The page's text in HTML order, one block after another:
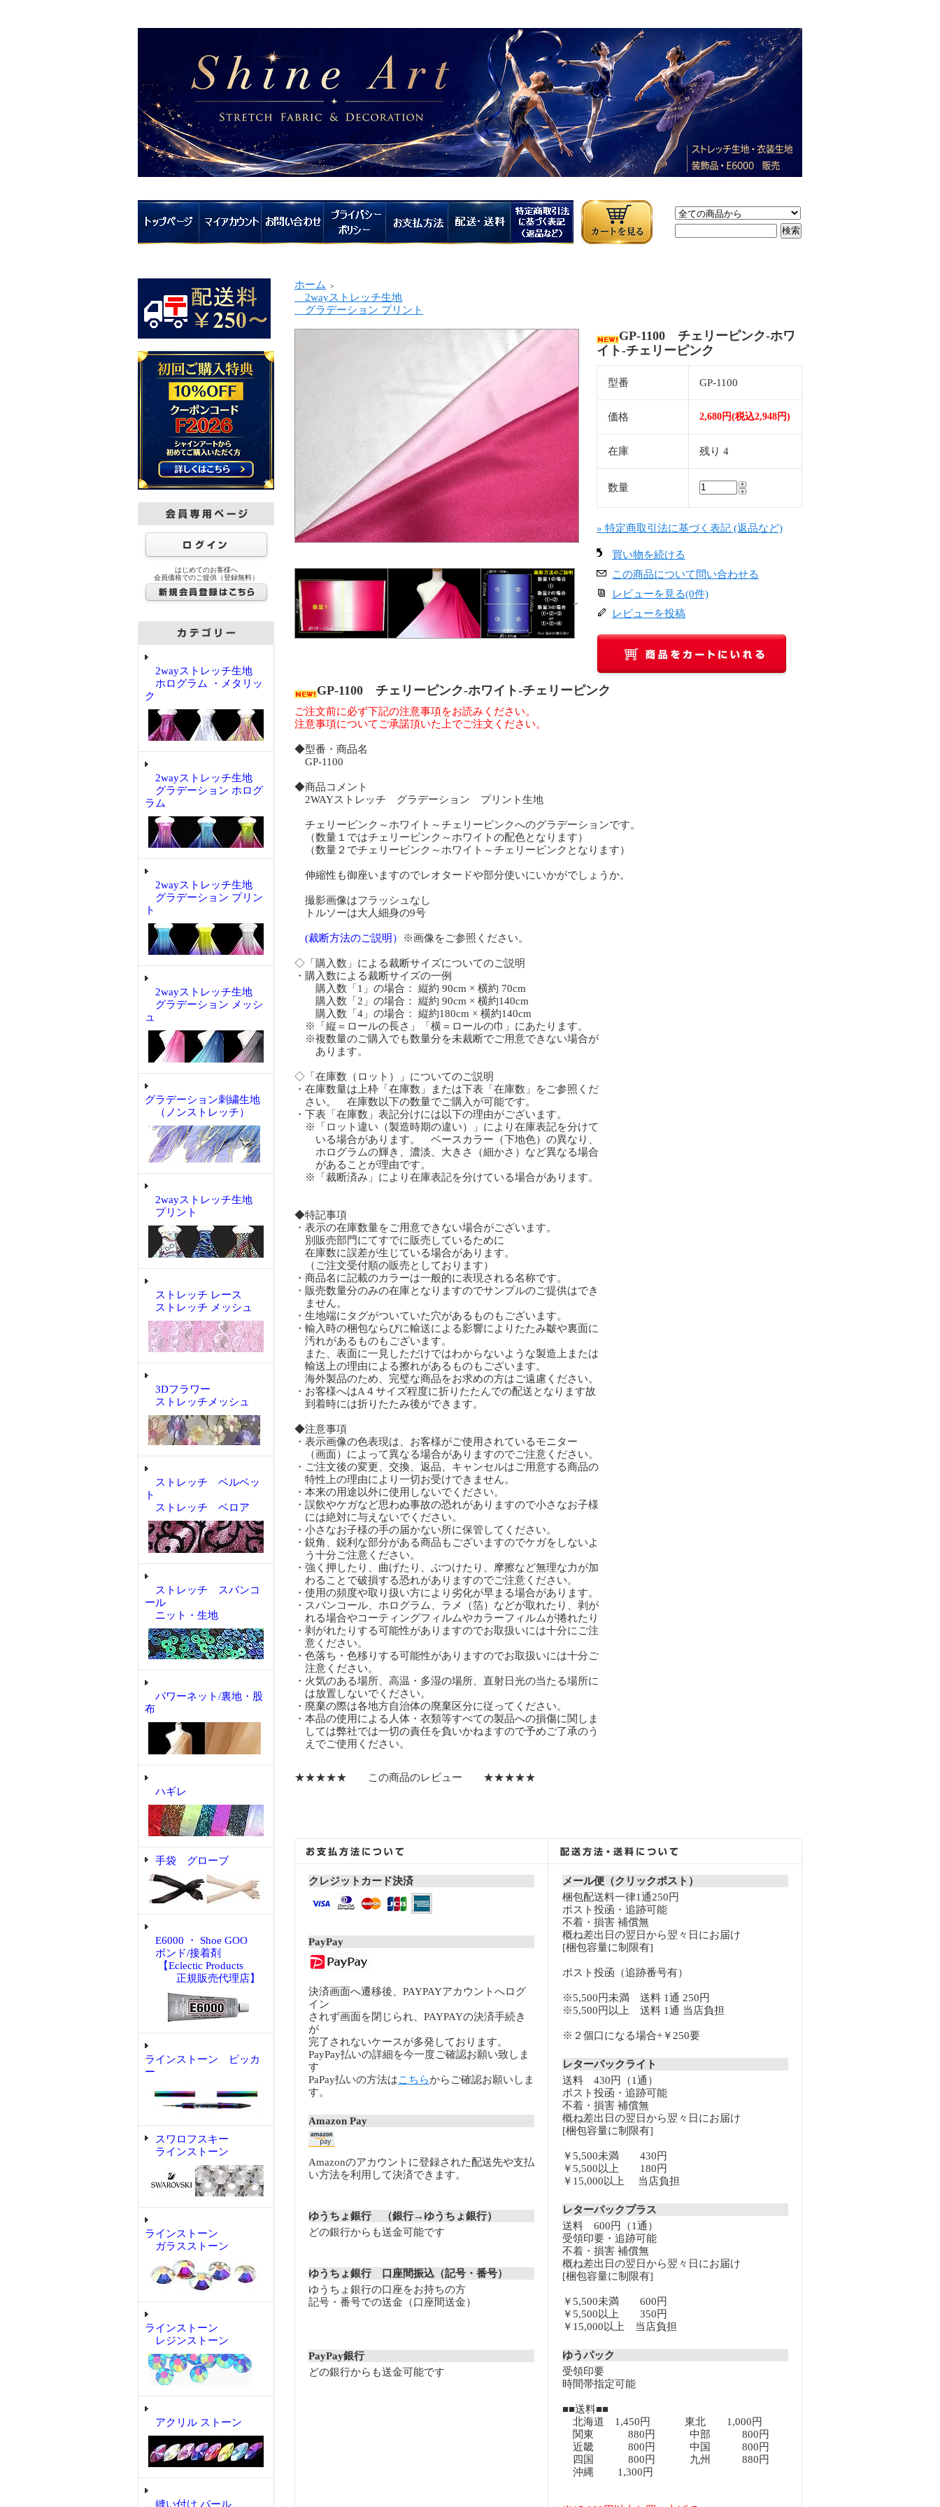
はじめてのお客様へ
会員価格でのご提供（登録無料）
2wayストレッチ生地
ホログラム ・メタリッ
ク
2wayストレッチ生地
グラデーション ホログ
ラム
2wayストレッチ生地
グラデーション プリン
ト
2wayストレッチ生地
グラデーション メッシ
ュ
グラデーション刺繍生地
（ノンストレッチ）
2wayストレッチ生地
プリント
ストレッチ レース
ストレッチ メッシュ
3Dフラワー
ストレッチメッシュ
ストレッチ ベルベッ
ト
ストレッチ ベロア
ストレッチ スパンコ
ール
ニット・生地
パワーネット/裏地・股
布
ハギレ
手袋 グローブ
E6000 ・ Shoe GOO
ボンド/接着剤
【Eclectic Products
正規販売代理店】
ラインストーン ピッカ
ー
スワロフスキー
ラインストーン
ラインストーン
ガラスストーン
ラインストーン
レジンストーン
アクリル ストーン
縫い付け パール
ホーム ＞
2wayストレッチ生地
グラデーション プリント
GP-1100 チェリーピンク-ホワ
イト-チェリーピンク
型番 GP-1100
価格 2,680円(税込2,948円)
在庫 残り 4
数量
» 特定商取引法に基づく表記 (返品など)
買い物を続ける
この商品について問い合わせる
レビューを見る(0件)
レビューを投稿
GP-1100 チェリーピンク-ホワイト-チェリーピンク
ご注文前に必ず下記の注意事項をお読みください。
注意事項についてご承諾頂いた上でご注文ください。
◆型番・商品名
GP-1100
◆商品コメント
2WAYストレッチ グラデーション プリント生地
チェリーピンク～ホワイト～チェリーピンクへのグラデーションです。
（数量１ではチェリーピンク～ホワイトの配色となります）
（数量２でチェリーピンク～ホワイト～チェリーピンクとなります）
伸縮性も御座いますのでレオタードや部分使いにいかがでしょうか。
撮影画像はフラッシュなし
トルソーは大人細身の9号
(裁断方法のご説明） ※画像をご参照ください。
◇「購入数」による裁断サイズについてのご説明
・購入数による裁断サイズの一例
購入数「1」の場合： 縦約 90cm × 横約 70cm
購入数「2」の場合： 縦約 90cm × 横約140cm
購入数「4」の場合： 縦約180cm × 横約140cm
※「縦＝ロールの長さ」「横＝ロールの巾」にあたります。
※複数量のご購入でも数量分を未裁断でご用意できない場合が
あります。
◇「在庫数（ロット）」についてのご説明
・在庫数量は上枠「在庫数」または下表「在庫数」をご参照くだ
さい。 在庫数以下の数量でご購入が可能です。
・下表「在庫数」表記分けには以下の理由がございます。
※「ロット違い（製造時期の違い）」により在庫表記を分けて
いる場合があります。 ベースカラー（下地色）の異なり、
ホログラムの輝き、濃淡、大きさ（細かさ）など異なる場合
があることが理由です。
※「裁断済み」により在庫表記を分けている場合があります。
◆特記事項
・表示の在庫数量をご用意できない場合がございます。
別販売部門にてすでに販売しているために
在庫数に誤差が生じている場合があります。
（ご注文受付順の販売としております）
・商品名に記載のカラーは一般的に表現される名称です。
・販売数量分のみの在庫となりますのでサンプルのご提供はでき
ません。
・生地端にタグがついていた穴があるものもございます。
・輸入時の梱包ならびに輸送による影響によりたたみ皺や裏面に
汚れがあるものもございます。
また、表面に一見しただけではわからないような製造上または
輸送上の理由による擦れがあるものもございます。
海外製品のため、完璧な商品をお求めの方はご遠慮ください。
・お客様へはA４サイズ程度に折りたたんでの配送となります故
到着時には折りたたみ後ができます。
◆注意事項
・表示画像の色表現は、お客様がご使用されているモニター
（画面）によって異なる場合がありますのでご注意ください。
・ご注文後の変更、交換、返品、キャンセルはご用意する商品の
特性上の理由により一切お受けできません。
・本来の用途以外に使用しないでください。
・誤飲やケガなど思わぬ事故の恐れがありますので小さなお子様
には絶対に与えないでください。
・小さなお子様の手の届かない所に保管してください。
・鋭角、鋭利な部分がある商品もございますのでケガをしないよ
う十分ご注意ください。
・強く押したり、曲げたり、ぶつけたり、摩擦など無理な力が加
わることで破損する恐れがありますのでご注意ください。
・使用の頻度や取り扱い方により劣化が早まる場合があります。
・スパンコール、ホログラム、ラメ（箔）などが取れたり、剥が
れる場合やコーティングフィルムやカラーフィルムが捲れたり
・剥がれたりする可能性がありますのでお取扱いには十分にご注
意ください。
・色落ち・色移りする可能性がありますのでお取扱いには十分ご
注意ください。
・火気のある場所、高温・多湿の場所、直射日光の当たる場所に
は放置しないでください。
・廃棄の際は各地方自治体の廃棄区分に従ってください。
・本品の使用による人体・衣類等すべての製品への損傷に関しま
しては弊社では一切の責任を負いかねますので予めご了承のう
えでご使用ください。
★★★★★ この商品のレビュー ★★★★★
クレジットカード決済
PayPay
決済画面へ遷移後、PAYPAYアカウントへログ
イン
されず画面を閉じられ、PAYPAYの決済手続き
が
完了されないケースが多発しております。
PayPay払いの詳細を今一度ご確認お願い致しま
す
PaPay払いの方法はこちらからご確認お願いしま
す。
Amazon Pay
Amazonのアカウントに登録された配送先や支払
い方法を利用して決済できます。
ゆうちょ銀行 （銀行→ゆうちょ銀行）
どの銀行からも送金可能です
ゆうちょ銀行 口座間振込（記号・番号）
ゆうちょ銀行の口座をお持ちの方
記号・番号での送金（口座間送金）
PayPay銀行
どの銀行からも送金可能です
メール便（クリックポスト）
梱包配送料一律1通250円
ポスト投函・追跡可能
不着・損害 補償無
概ね差出日の翌日から翌々日にお届け
[梱包容量に制限有]
ポスト投函（追跡番号有）
※5,500円未満 送料 1通 250円
※5,500円以上 送料 1通 当店負担
※２個口になる場合+￥250要
レターパックライト
送料 430円（1通）
ポスト投函・追跡可能
不着・損害 補償無
概ね差出日の翌日から翌々日にお届け
[梱包容量に制限有]
￥5,500未満 430円
￥5,500以上 180円
￥15,000以上 当店負担
レターパックプラス
送料 600円（1通）
受領印要・追跡可能
不着・損害 補償無
概ね差出日の翌日から翌々日にお届け
[梱包容量に制限有]
￥5,500未満 600円
￥5,500以上 350円
￥15,000以上 当店負担
ゆうパック
受領印要
時間帯指定可能
■■送料■■
北海道 1,450円 東北 1,000円
関東 880円 中部 800円
近畿 800円 中国 800円
四国 800円 九州 880円
沖縄 1,300円